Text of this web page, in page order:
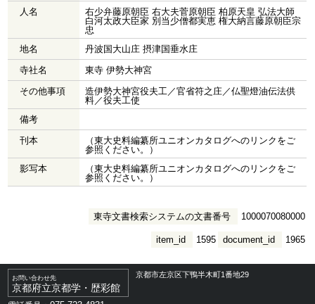
人名
右少弁藤原朝臣 右大夫菅原朝臣 柏原天皇 弘法大師
白河太政大臣家 別当少僧都実恵 権大納言藤原朝臣宗
忠
地名
丹波国大山庄 摂津国垂水庄
寺社名
東寺 伊勢大神宮
その他事項
造伊勢大神宮役夫工／官省符之庄／仏聖燈油伝法供
料／役夫工使
備考
刊本
（東大史料編纂所ユニオンカタログへのリンクをご
参照ください。）
影写本
（東大史料編纂所ユニオンカタログへのリンクをご
参照ください。）
東寺文書検索システムの文書番号 1000070080000
document_id 1965
item_id 1595
お問い合わせ先
京都府立京都学・歴彩館
京都市左京区下鴨半木町1番地29